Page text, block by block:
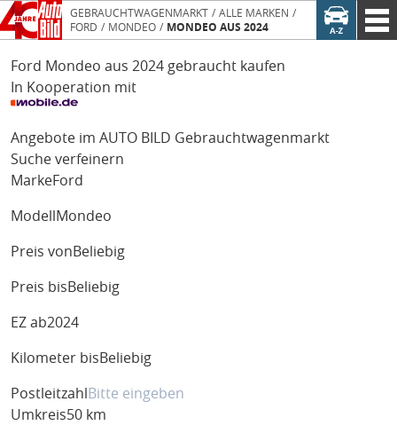
GEBRAUCHTWAGENMARKT
ALLE MARKEN
FORD
MONDEO MONDEO AUS 2024
Ford Mondeo aus 2024 gebraucht kaufen
In Kooperation mit
Angebote im AUTO BILD Gebrauchtwagenmarkt
Suche verfeinern
MarkeFord
Modell Mondeo
Preis von Beliebig
Preis bis Beliebig
EZ ab2024
Kilometer bis Beliebig
Postleitzahl
Umkreis50 km